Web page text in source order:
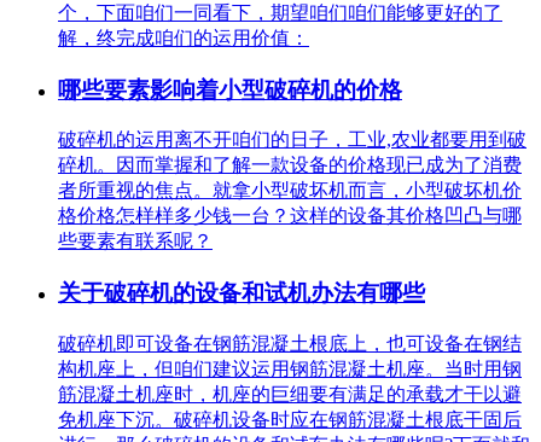
个，下面咱们一同看下，期望咱们咱们能够更好的了
解，终完成咱们的运用价值：
哪些要素影响着小型破碎机的价格
破碎机的运用离不开咱们的日子，工业,农业都要用到破
碎机。因而掌握和了解一款设备的价格现已成为了消费
者所重视的焦点。就拿小型破坏机而言，小型破坏机价
格价格怎样样多少钱一台？这样的设备其价格凹凸与哪
些要素有联系呢？
关于破碎机的设备和试机办法有哪些
破碎机即可设备在钢筋混凝土根底上，也可设备在钢结
构机座上，但咱们建议运用钢筋混凝土机座。当时用钢
筋混凝土机座时，机座的巨细要有满足的承载才干以避
免机座下沉。破碎机设备时应在钢筋混凝土根底干固后